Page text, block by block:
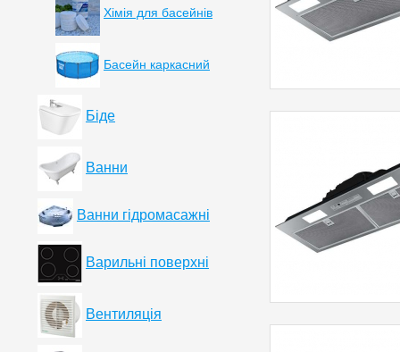
Хімія для басейнів
Басейн каркасний
Біде
Ванни
Ванни гідромасажні
Варильні поверхні
Вентиляція